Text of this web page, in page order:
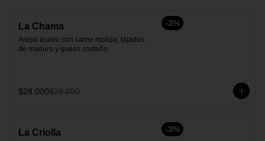
-3%
La Chama
Arepa asado con carne molida, tajadas
de maduro y queso costeño
$28.000$29.000
-3%
La Criolla